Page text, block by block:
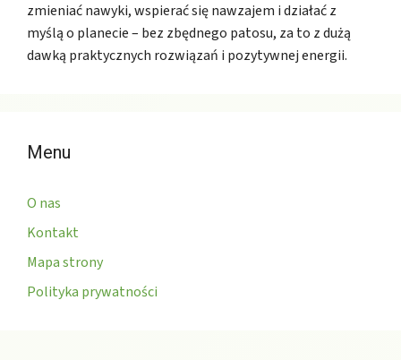
zmieniać nawyki, wspierać się nawzajem i działać z
myślą o planecie – bez zbędnego patosu, za to z dużą
dawką praktycznych rozwiązań i pozytywnej energii.
Menu
O nas
Kontakt
Mapa strony
Polityka prywatności